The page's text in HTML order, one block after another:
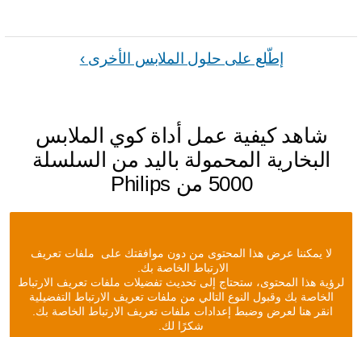
إطّلع على حلول الملابس الأخرى ›
شاهد كيفية عمل أداة كوي الملابس
البخارية المحمولة باليد من السلسلة
5000 من Philips
لا يمكننا عرض هذا المحتوى من دون موافقتك على ملفات تعريف
الارتباط الخاصة بك.
لرؤية هذا المحتوى، ستحتاج إلى تحديث تفضيلات ملفات تعريف الارتباط
الخاصة بك وقبول النوع التالي من ملفات تعريف الارتباط التفضيلية
انقر هنا لعرض وضبط إعدادات ملفات تعريف الارتباط الخاصة بك.
شكرًا لك.